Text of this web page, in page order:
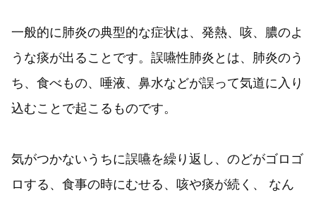
一般的に肺炎の典型的な症状は、発熱、咳、膿のよ
うな痰が出ることです。誤嚥性肺炎とは、肺炎のう
ち、食べもの、唾液、鼻水などが誤って気道に入り
込むことで起こるものです。
気がつかないうちに誤嚥を繰り返し、のどがゴロゴ
ロする、食事の時にむせる、咳や痰が続く、 なん